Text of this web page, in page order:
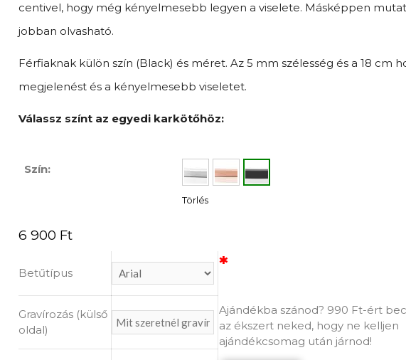
centivel, hogy még kényelmesebb legyen a viselete. Másképpen mutat
jobban olvasható.
Férfiaknak külön szín (Black) és méret. Az 5 mm szélesség és a 18 cm
megjelenést és a kényelmesebb viseletet.
Válassz színt az egyedi karkötőhöz:
Szín:
Törlés
6 900 Ft
Betűtípus
Gravírozás (külső
oldal)
*
Ajándékba szánod? 990 Ft-ért
az ékszert neked, hogy ne kelljen
ajándékcsomag után járnod!